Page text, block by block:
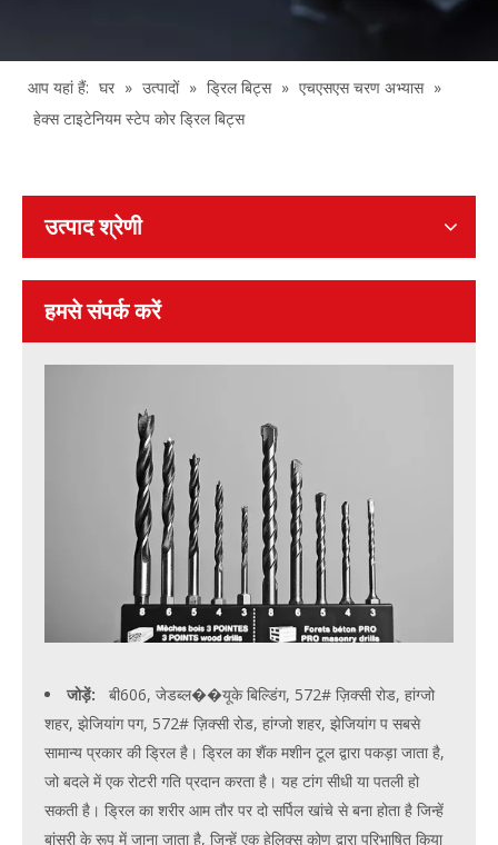
आप यहां हैं: घर » उत्पादों » ड्रिल बिट्स » एचएसएस चरण अभ्यास »
हेक्स टाइटेनियम स्टेप कोर ड्रिल बिट्स
उत्पाद श्रेणी
हमसे संपर्क करें
जोड़ें:
बी606, जेडब्ल��यूके बिल्डिंग, 572# ज़िक्सी रोड, हांग्जो
शहर, झेजियांग पग, 572# ज़िक्सी रोड, हांग्जो शहर, झेजियांग प सबसे
सामान्य प्रकार की ड्रिल है। ड्रिल का शैंक मशीन टूल द्वारा पकड़ा जाता है,
जो बदले में एक रोटरी गति प्रदान करता है। यह टांग सीधी या पतली हो
सकती है। ड्रिल का शरीर आम तौर पर दो सर्पिल खांचे से बना होता है जिन्हें
बांसुरी के रूप में जाना जाता है, जिन्हें एक हेलिक्स कोण द्वारा परिभाषित किया